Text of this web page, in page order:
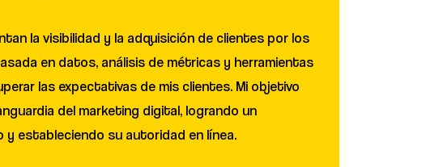
la visibilidad y la adquisición de clientes por los
en datos, análisis de métricas y herramientas
las expectativas de mis clientes. Mi objetivo
del marketing digital, logrando un
estableciendo su autoridad en línea.